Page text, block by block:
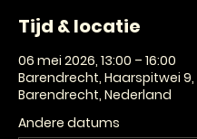
Tijd & locatie
06 mei 2026, 13:00 – 16:00
Barendrecht, Haarspitwei 9,
Barendrecht, Nederland
Andere datums